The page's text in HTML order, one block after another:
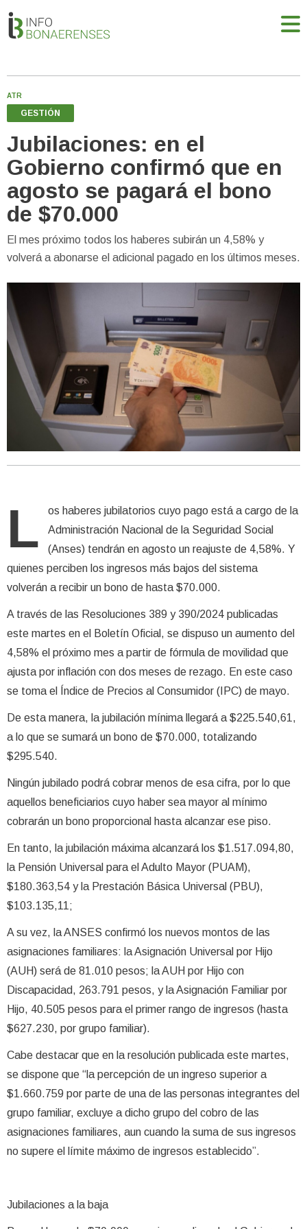
ATR
GESTIÓN
Jubilaciones: en el
Gobierno confirmó que en
agosto se pagará el bono
de $70.000
El mes próximo todos los haberes subirán un 4,58% y
volverá a abonarse el adicional pagado en los últimos meses.
L
os haberes jubilatorios cuyo pago está a cargo de la
Administración Nacional de la Seguridad Social
(Anses) tendrán en agosto un reajuste de 4,58%. Y
quienes perciben los ingresos más bajos del sistema
volverán a recibir un bono de hasta $70.000.
A través de las Resoluciones 389 y 390/2024 publicadas
este martes en el Boletín Oficial, se dispuso un aumento del
4,58% el próximo mes a partir de fórmula de movilidad que
ajusta por inflación con dos meses de rezago. En este caso
se toma el Índice de Precios al Consumidor (IPC) de mayo.
De esta manera, la jubilación mínima llegará a $225.540,61,
a lo que se sumará un bono de $70.000, totalizando
$295.540.
Ningún jubilado podrá cobrar menos de esa cifra, por lo que
aquellos beneficiarios cuyo haber sea mayor al mínimo
cobrarán un bono proporcional hasta alcanzar ese piso.
En tanto, la jubilación máxima alcanzará los $1.517.094,80,
la Pensión Universal para el Adulto Mayor (PUAM),
$180.363,54 y la Prestación Básica Universal (PBU),
$103.135,11;
A su vez, la ANSES confirmó los nuevos montos de las
asignaciones familiares: la Asignación Universal por Hijo
(AUH) será de 81.010 pesos; la AUH por Hijo con
Discapacidad, 263.791 pesos, y la Asignación Familiar por
Hijo, 40.505 pesos para el primer rango de ingresos (hasta
$627.230, por grupo familiar).
Cabe destacar que en la resolución publicada este martes,
se dispone que “la percepción de un ingreso superior a
$1.660.759 por parte de una de las personas integrantes del
grupo familiar, excluye a dicho grupo del cobro de las
asignaciones familiares, aun cuando la suma de sus ingresos
no supere el límite máximo de ingresos establecido”.
Jubilaciones a la baja